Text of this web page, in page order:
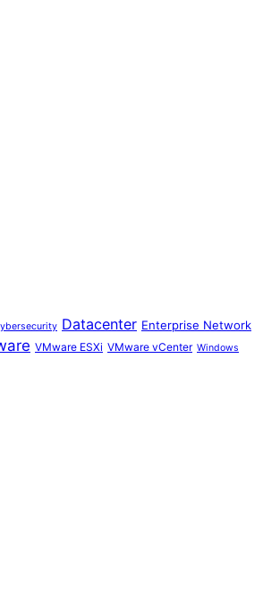
Datacenter Enterprise Network
VMware ESXi VMware vCenter Windows